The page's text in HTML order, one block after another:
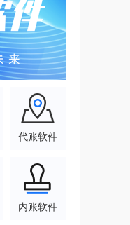
代账软件
内账软件